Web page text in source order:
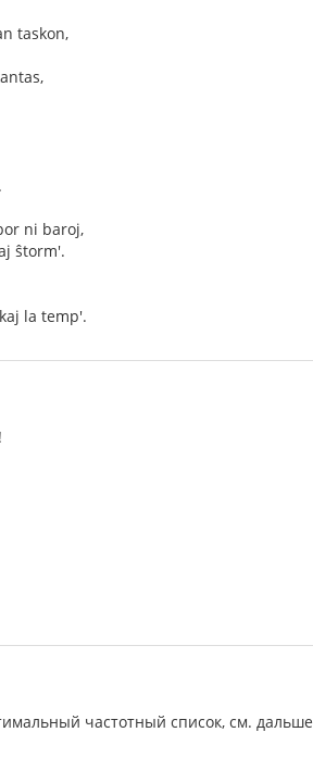
taskon,
ni baroj,
ŝtorm'.
la temp'.
частотный список, см.